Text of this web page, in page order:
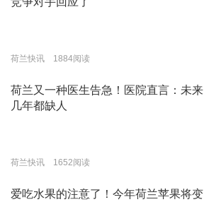
荷兰快讯 1884阅读
荷兰又一种医生告急！医院直言：未来
几年都缺人
荷兰快讯 1652阅读
爱吃水果的注意了！今年荷兰苹果将变